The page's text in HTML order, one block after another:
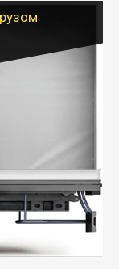
от 5 до
200 кг в
Попутные
обходятся
нужному